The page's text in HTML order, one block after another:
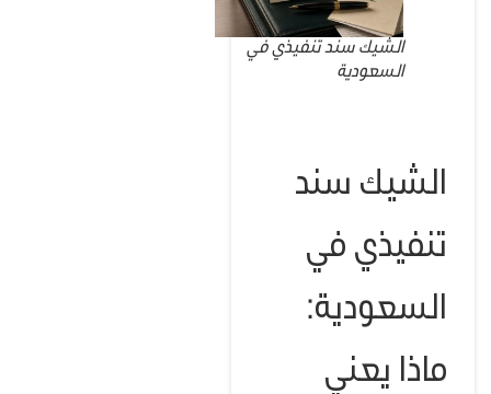
الشيك سند تنفيذي في
السعودية
الشيك سند
تنفيذي في
السعودية:
ماذا يعني